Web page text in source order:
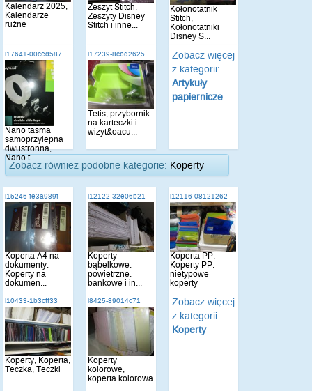
Kalendarz 2025,
Kalendarze
rużne
Zeszyt Stitch,
Zeszyty Disney
Stitch i inne...
Kołonotatnik
Stitch,
Kołonotatniki
Disney S...
i17641-00ced587
Nano taśma
samoprzylepna
dwustronna,
Nano t...
i17239-8cbd2625
Tetis, przybornik
na karteczki i
wizyt&oacu...
Zobacz więcej
z kategorii:
Artykuły
papiernicze
Zobacz również podobne kategorie: Koperty
i15246-fe3a989f
Koperta A4 na
dokumenty,
Koperty na
dokumen...
i12122-32e06b21
Koperty
bąbelkowe,
powietrzne,
bankowe i in...
i12116-08121262
Koperta PP,
Koperty PP,
nietypowe
koperty
i10433-1b3cff33
Koperty, Koperta,
Teczka, Teczki
i8425-89014c71
Koperty
kolorowe,
koperta kolorowa
Zobacz więcej
z kategorii:
Koperty